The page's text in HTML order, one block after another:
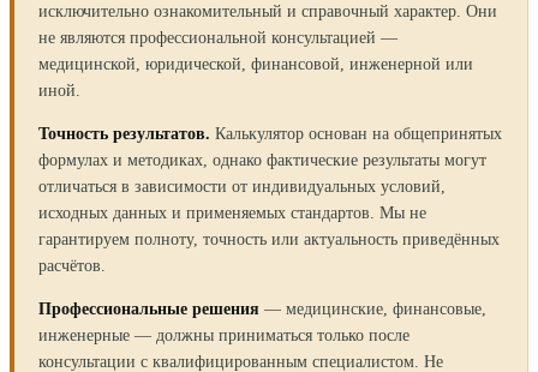
исключительно ознакомительный и справочный характер. Они
не являются профессиональной консультацией —
медицинской, юридической, финансовой, инженерной или
иной.
Точность результатов. Калькулятор основан на общепринятых
формулах и методиках, однако фактические результаты могут
отличаться в зависимости от индивидуальных условий,
исходных данных и применяемых стандартов. Мы не
гарантируем полноту, точность или актуальность приведённых
расчётов.
Профессиональные решения — медицинские, финансовые,
инженерные — должны приниматься только после
консультации с квалифицированным специалистом. Не